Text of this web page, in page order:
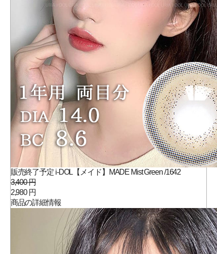
販売終了予定 i-DOL【メイド】MADE Mist Green /1642
3,400 円
2,980 円
商品の詳細情報